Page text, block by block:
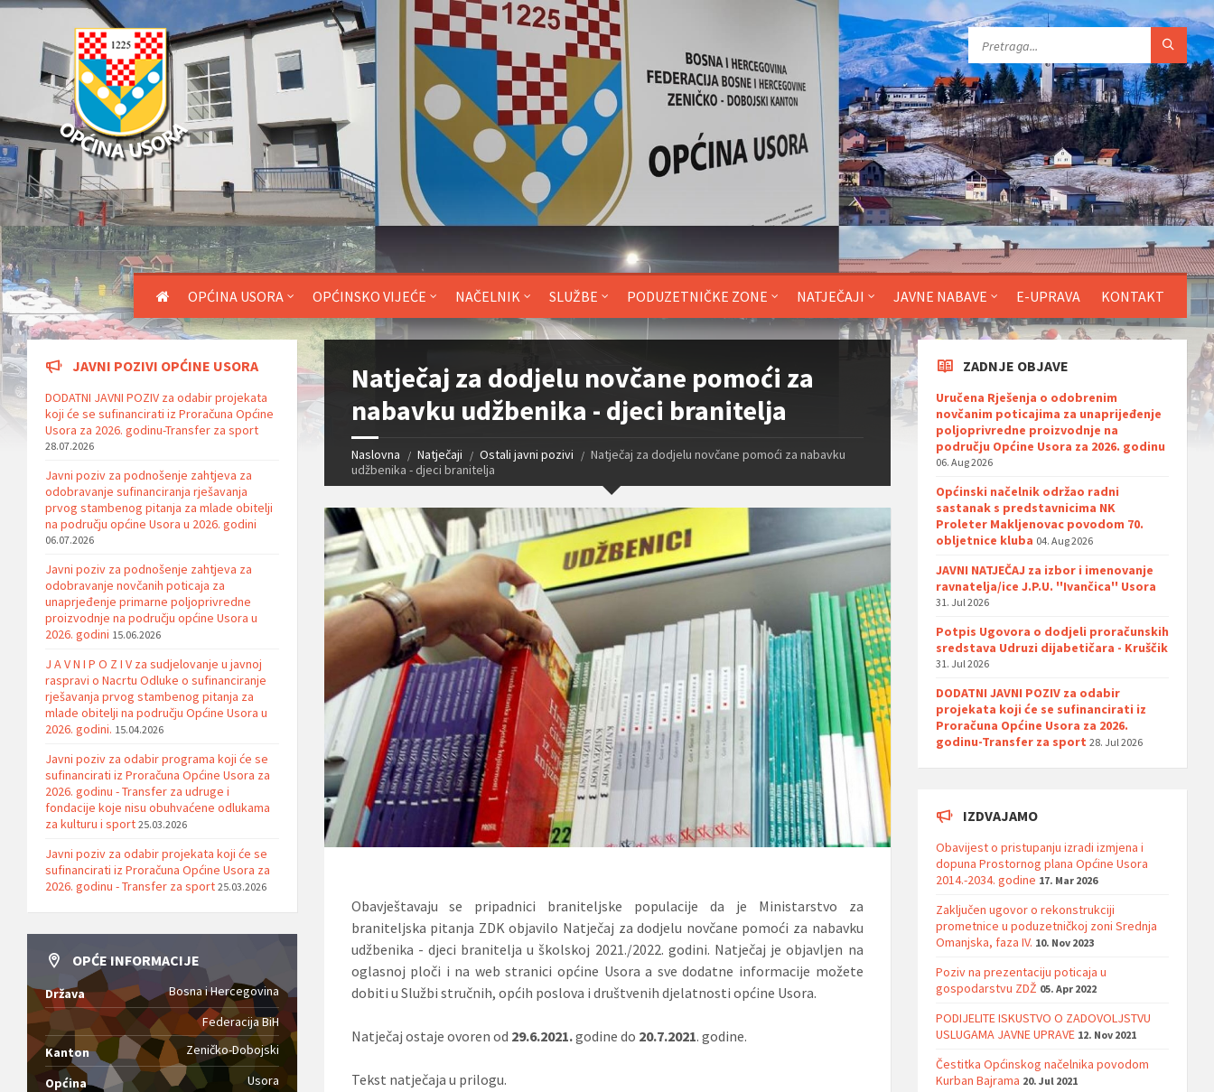
OPĆINA USORA OPĆINSKO VIJEĆE NAČELNIK SLUŽBE PODUZETNIČKE ZONE NATJEČAJI JAVNE NABAVE E-UPRAVA KONTAKT
Natječaj za dodjelu novčane pomoći za
nabavku udžbenika - djeci branitelja
Naslovna Natječaji Ostali javni pozivi
Natječaj za dodjelu novčane pomoći za nabavku
udžbenika - djeci branitelja
Obavještavaju se pripadnici braniteljske populacije da je Ministarstvo za
braniteljska pitanja ZDK objavilo Natječaj za dodjelu novčane pomoći za nabavku
udžbenika - djeci branitelja u školskoj 2021./2022. godini. Natječaj je objavljen na
oglasnoj ploči i na web stranici općine Usora a sve dodatne informacije možete
dobiti u Službi stručnih, općih poslova i društvenih djelatnosti općine Usora.
Natječaj ostaje ovoren od 29.6.2021.godine do 20.7.2021. godine.
Tekst natječaja u prilogu.
JAVNI POZIVI OPĆINE USORA
DODATNI JAVNI POZIV za odabir projekata
koji će se sufinancirati iz Proračuna Općine
Usora za 2026. godinu-Transfer za sport
28.07.2026
Javni poziv za podnošenje zahtjeva za
odobravanje sufinanciranja rješavanja
prvog stambenog pitanja za mlade obitelji
na području općine Usora u 2026. godini
06.07.2026
Javni poziv za podnošenje zahtjeva za
odobravanje novčanih poticaja za
unaprjeđenje primarne poljoprivredne
proizvodnje na području općine Usora u
2026. godini 15.06.2026
J A V N I P O Z I V za sudjelovanje u javnoj
raspravi o Nacrtu Odluke o sufinanciranje
rješavanja prvog stambenog pitanja za
mlade obitelji na području Općine Usora u
2026. godini. 15.04.2026
Javni poziv za odabir programa koji će se
sufinancirati iz Proračuna Općine Usora za
2026. godinu - Transfer za udruge i
fondacije koje nisu obuhvaćene odlukama
za kulturu i sport 25.03.2026
Javni poziv za odabir projekata koji će se
sufinancirati iz Proračuna Općine Usora za
2026. godinu - Transfer za sport 25.03.2026
OPĆE INFORMACIJE
Država
Bosna i Hercegovina
Federacija BiH
Kanton
Zeničko-Dobojski
Općina Usora
ZADNJE OBJAVE
Uručena Rješenja o odobrenim
novčanim poticajima za unaprijeđenje
poljoprivredne proizvodnje na
području Općine Usora za 2026. godinu
06. Aug 2026
Općinski načelnik održao radni
sastanak s predstavnicima NK
Proleter Makljenovac povodom 70.
obljetnice kluba 04. Aug 2026
JAVNI NATJEČAJ za izbor i imenovanje
ravnatelja/ice J.P.U. ''Ivančica'' Usora
31. Jul 2026
Potpis Ugovora o dodjeli proračunskih
sredstava Udruzi dijabetičara - Kruščik
31. Jul 2026
DODATNI JAVNI POZIV za odabir
projekata koji će se sufinancirati iz
Proračuna Općine Usora za 2026.
godinu-Transfer za sport 28. Jul 2026
IZDVAJAMO
Obavijest o pristupanju izradi izmjena i
dopuna Prostornog plana Općine Usora
2014.-2034. godine 17. Mar 2026
Zaključen ugovor o rekonstrukciji
prometnice u poduzetničkoj zoni Srednja
Omanjska, faza IV. 10. Nov 2023
Poziv na prezentaciju poticaja u
gospodarstvu ZDŽ 05. Apr 2022
PODIJELITE ISKUSTVO O ZADOVOLJSTVU
USLUGAMA JAVNE UPRAVE 12. Nov 2021
Čestitka Općinskog načelnika povodom
Kurban Bajrama 20. Jul 2021